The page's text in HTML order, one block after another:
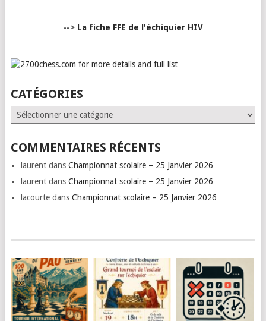
--> La fiche FFE de l'échiquier HIV
CATÉGORIES
Catégories
COMMENTAIRES RÉCENTS
laurentdans Championnat scolaire – 25 Janvier 2026
laurentdans Championnat scolaire – 25 Janvier 2026
lacourtedans Championnat scolaire – 25 Janvier 2026